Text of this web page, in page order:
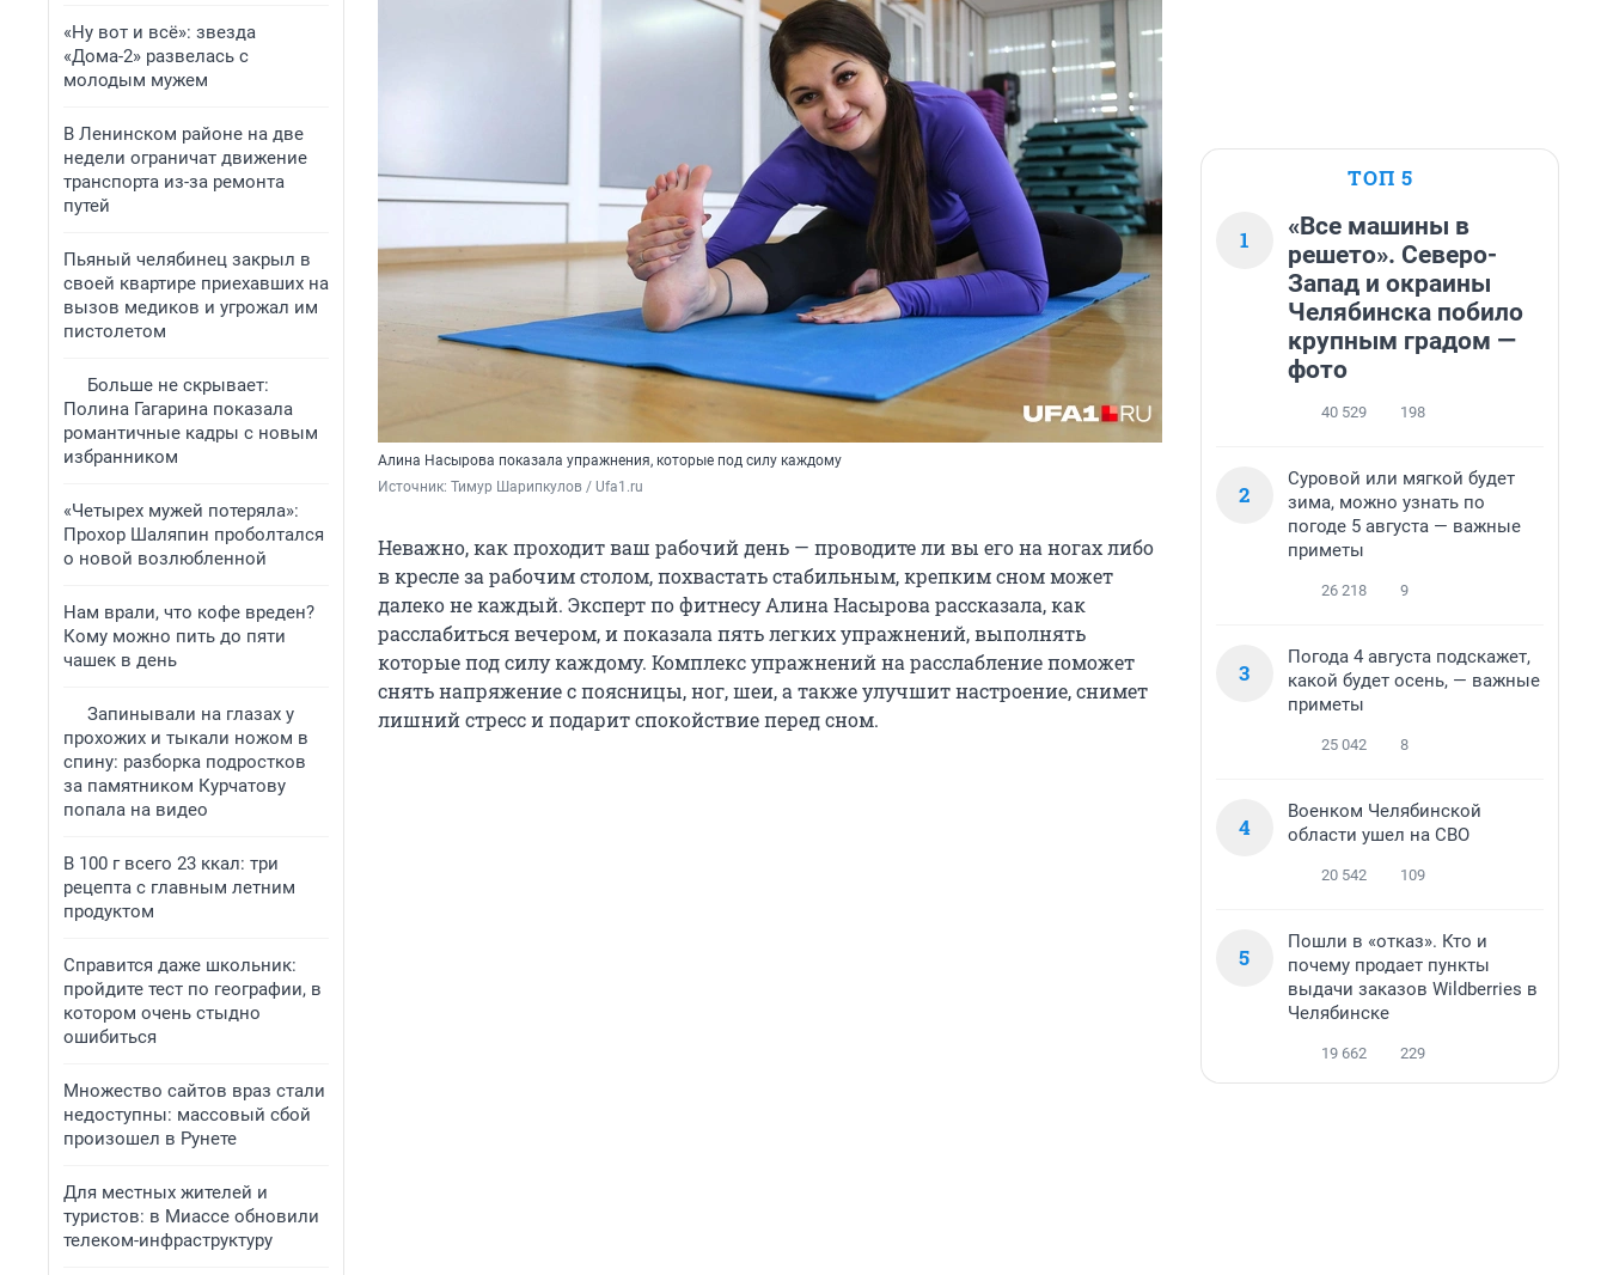
«Ну вот и всё»: звезда
«Дома-2» развелась с
молодым мужем
В Ленинском районе на две
недели ограничат движение
транспорта из-за ремонта
путей
Пьяный челябинец закрыл в
своей квартире приехавших на
вызов медиков и угрожал им
пистолетом
Больше не скрывает:
Полина Гагарина показала
романтичные кадры с новым
избранником
«Четырех мужей потеряла»:
Прохор Шаляпин проболтался
о новой возлюбленной
Нам врали, что кофе вреден?
Кому можно пить до пяти
чашек в день
Запинывали на глазах у
прохожих и тыкали ножом в
спину: разборка подростков
за памятником Курчатову
попала на видео
В 100 г всего 23 ккал: три
рецепта с главным летним
продуктом
Справится даже школьник:
пройдите тест по географии, в
котором очень стыдно
ошибиться
Множество сайтов враз стали
недоступны: массовый сбой
произошел в Рунете
Для местных жителей и
туристов: в Миассе обновили
телеком-инфраструктуру
Алина Насырова показала упражнения, которые под силу каждому
Источник: Тимур Шарипкулов / Ufa1.ru
Неважно, как проходит ваш рабочий день — проводите ли вы его на ногах либо
в кресле за рабочим столом, похвастать стабильным, крепким сном может
далеко не каждый. Эксперт по фитнесу Алина Насырова рассказала, как
расслабиться вечером, и показала пять легких упражнений, выполнять
которые под силу каждому. Комплекс упражнений на расслабление поможет
снять напряжение с поясницы, ног, шеи, а также улучшит настроение, снимет
лишний стресс и подарит спокойствие перед сном.
ТОП 5
1
«Все машины в
решето». Северо-
Запад и окраины
Челябинска побило
крупным градом —
фото
40 529 198
2
Суровой или мягкой будет
зима, можно узнать по
погоде 5 августа — важные
приметы
26 218 9
3
Погода 4 августа подскажет,
какой будет осень, — важные
приметы
25 042 8
4
Военком Челябинской
области ушел на СВО
20 542 109
5
Пошли в «отказ». Кто и
почему продает пункты
выдачи заказов Wildberries в
Челябинске
19 662 229